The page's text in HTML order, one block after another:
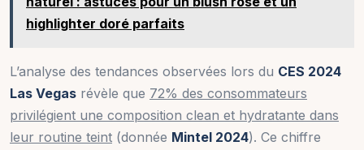
highlighter doré parfaits
L’analyse des tendances observées lors du CES 2024
Las Vegas révèle que 72% des consommateurs
privilégient une composition clean et hydratante dans
leur routine teint (donnée Mintel 2024). Ce chiffre